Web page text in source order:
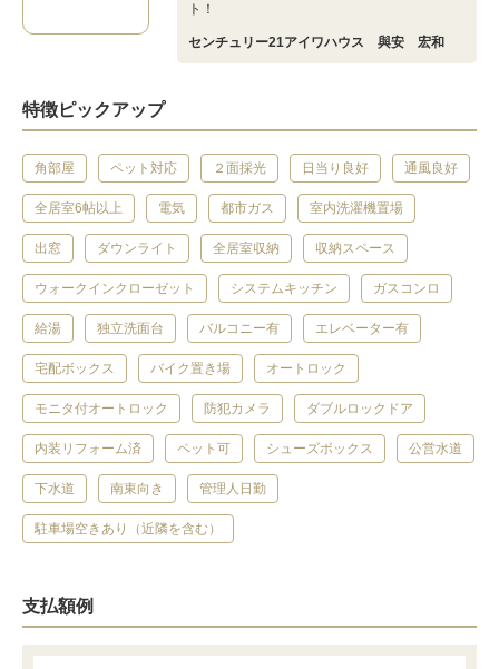
ト！
センチュリー21アイワハウス 與安 宏和
特徴ピックアップ
角部屋 ペット対応 ２面採光 日当り良好 通風良好
全居室6帖以上 電気 都市ガス 室内洗濯機置場
出窓 ダウンライト 全居室収納 収納スペース
ウォークインクローゼット システムキッチン ガスコンロ
給湯 独立洗面台 バルコニー有 エレベーター有
宅配ボックス バイク置き場 オートロック
モニタ付オートロック 防犯カメラ ダブルロックドア
内装リフォーム済 ペット可 シューズボックス 公営水道
下水道 南東向き 管理人日勤
駐車場空きあり（近隣を含む）
支払額例